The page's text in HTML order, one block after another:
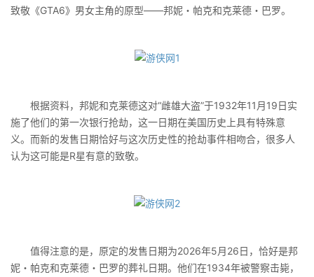
致敬《GTA6》男女主角的原型——邦妮・帕克和克莱德・巴罗。
根据资料，邦妮和克莱德这对“雌雄大盗”于1932年11月19日实
施了他们的第一次银行抢劫，这一日期在美国历史上具有特殊意
义。而新的发售日期恰好与这次历史性的抢劫事件相吻合，很多人
认为这可能是R星有意的致敬。
值得注意的是，原定的发售日期为2026年5月26日，恰好是邦
妮・帕克和克莱德・巴罗的葬礼日期。他们在1934年被警察击毙，